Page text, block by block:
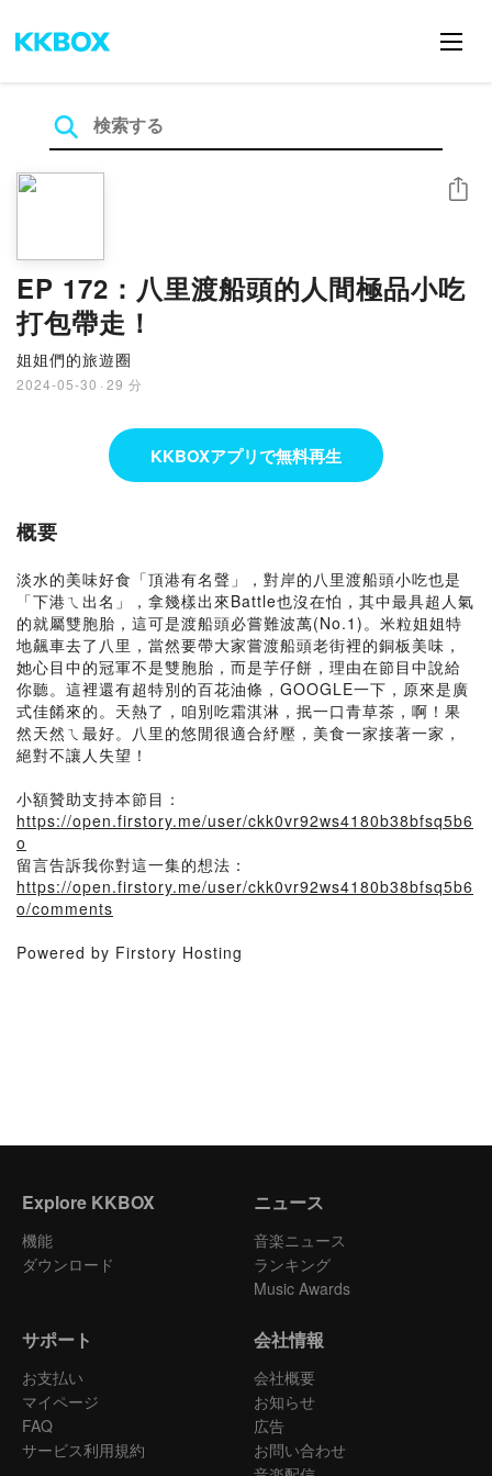
EP 172：八里渡船頭的人間極品小吃
打包帶走！
姐姐們的旅遊圈
2024-05-30 · 29 分
シェア
KKBOXアプリで無料再生
概要
淡水的美味好食「頂港有名聲」，對岸的八里渡船頭小吃也是
「下港ㄟ出名」，拿幾樣出來Battle也沒在怕，其中最具超人氣
的就屬雙胞胎，這可是渡船頭必嘗難波萬(No.1)。米粒姐姐特
地飆車去了八里，當然要帶大家嘗渡船頭老街裡的銅板美味，
她心目中的冠軍不是雙胞胎，而是芋仔餅，理由在節目中說給
你聽。這裡還有超特別的百花油條，GOOGLE一下，原來是廣
式佳餚來的。天熱了，咱別吃霜淇淋，抿一口青草茶，啊！果
然天然ㄟ最好。八里的悠閒很適合紓壓，美食一家接著一家，
絕對不讓人失望！
小額贊助支持本節目：
https://open.firstory.me/user/ckk0vr92ws4180b38bfsq5b6
o
留言告訴我你對這一集的想法：
https://open.firstory.me/user/ckk0vr92ws4180b38bfsq5b6
o/comments
Powered by Firstory Hosting
Explore KKBOX
機能
ダウンロード
ニュース
音楽ニュース
ランキング
Music Awards
サポート
お支払い
マイページ
FAQ
サービス利用規約
会社情報
会社概要
お知らせ
広告
お問い合わせ